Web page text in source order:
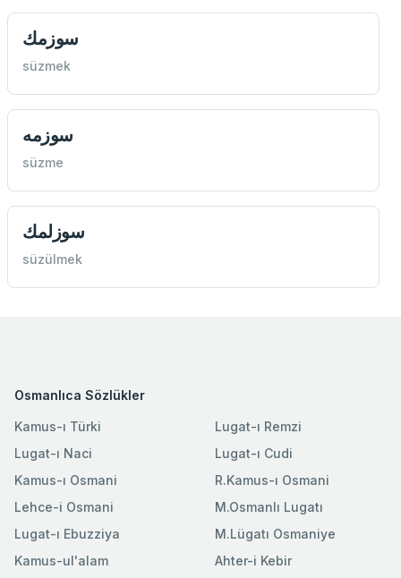
سوزمك
süzmek
سوزمه
süzme
سوزلمك
süzülmek
Osmanlıca Sözlükler
Kamus-ı Türki
Lugat-ı Naci
Kamus-ı Osmani
Lehce-i Osmani
Lugat-ı Ebuzziya
Lugat-ı Remzi
Lugat-ı Cudi
R.Kamus-ı Osmani
M.Osmanlı Lugatı
M.Lügatı Osmaniye
Kamus-ul'alam
Ahter-i Kebir